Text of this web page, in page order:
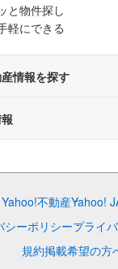
と物件探し
軽にできる
情報を探す
中古
土地
Yahoo!不動産Yahoo!
シーポリシープライ
規約掲載希望の方